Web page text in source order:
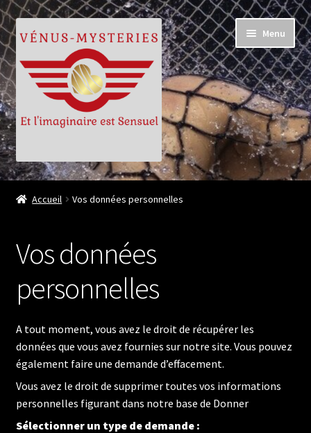
Aller
la
navigation
Aller
au
contenu
Menu
Accueil
Podcast X.
Séries
Fétichisme
Blog
À paraître
Accueil Vos données personnelles
Vos données
personnelles
A tout moment, vous avez le droit de récupérer les
données que vous avez fournies sur notre site. Vous pouvez
également faire une demande d’effacement.
Vous avez le droit de supprimer toutes vos informations
personnelles figurant dans notre base de Donner
Sélectionner un type de demande :